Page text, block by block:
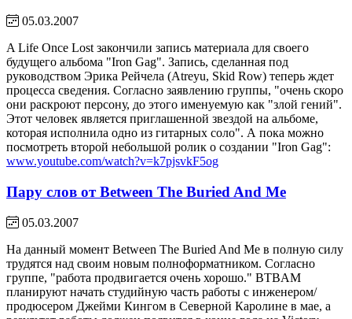
05.03.2007
A Life Once Lost закончили запись материала для своего
будущего альбома "Iron Gag". Запись, сделанная под
руководством Эрика Рейчела (Atreyu, Skid Row) теперь ждет
процесса сведения. Согласно заявлению группы, "очень скоро
они раскроют персону, до этого именуемую как "злой гений".
Этот человек является приглашенной звездой на альбоме,
которая исполнила одно из гитарных соло". А пока можно
посмотреть второй небольшой ролик о создании "Iron Gag":
www.youtube.com/watch?v=k7pjsvkF5og
Пару слов от Between The Buried And Me
05.03.2007
На данный момент Between The Buried And Me в полную силу
трудятся над своим новым полноформатником. Согласно
группе, "работа продвигается очень хорошо." BTBAM
планируют начать студийную часть работы с инженером/
продюсером Джейми Кингом в Северной Каролине в мае, а